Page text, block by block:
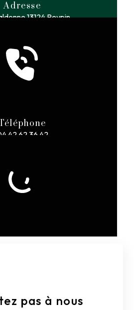
Adresse
13124 Peypin
42 62 36 42
pas à nous